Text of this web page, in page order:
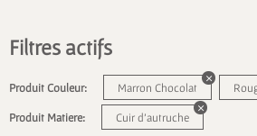
Filtres actifs
Produit Couleur: Marron Chocolat
Produit Matiere: Cuir d'autruche